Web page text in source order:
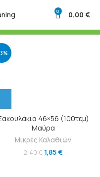
0 0,00 €
46×56 (100τεμ)
Μαύρα
Μικρές Καλαθιών
2,40€ 1,85€